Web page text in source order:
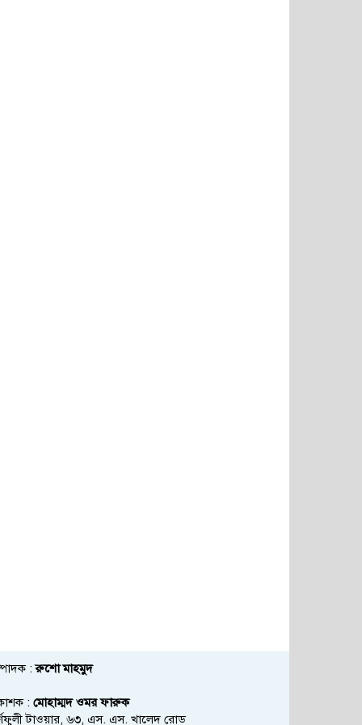
:রুশো মাহমুদ
: মোহাম্মদ ওমর ফারুক
টাওয়ার, ৬৩, এস. এস. খালেদ রোড